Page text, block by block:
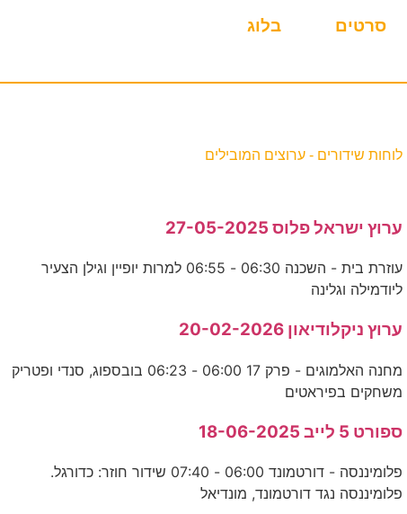
סרטים בלוג
לוחות שידורים - ערוצים המובילים
ערוץ ישראל פלוס 27-05-2025
עוזרת בית - השכנה 06:30 - 06:55 למרות יופיין וגילן הצעיר
ליודמילה וגלינה
ערוץ ניקלודיאון 20-02-2026
מחנה האלמוגים - פרק 17 06:00 - 06:23 בובספוג, סנדי ופטריק
משחקים בפיראטים
ספורט 5 לייב 18-06-2025
פלומיננסה - דורטמונד 06:00 - 07:40 שידור חוזר: כדורגל.
פלומיננסה נגד דורטמונד, מונדיאל